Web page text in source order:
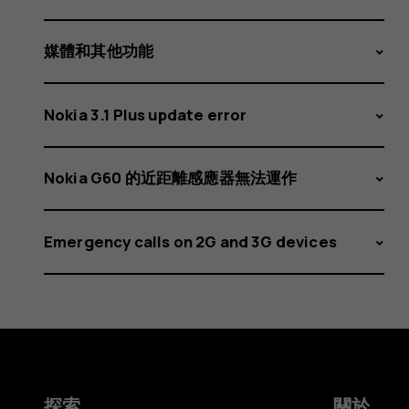
關
閉
或
媒體和其他功能
Nokia 3.1 Plus update error
Nokia G60 的近距離感應器無法運作
Emergency calls on 2G and 3G devices